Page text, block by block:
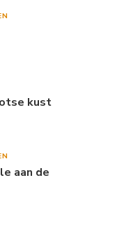
kust
aan de